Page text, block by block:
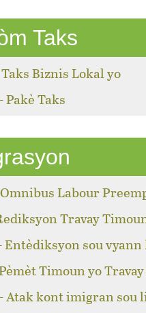
Taks
Biznis Lokal yo
Pakè Taks
Omnibus Labour
Travay
- Entèdiksyon sou
Pèmèt Timoun yo
Atak kont imigran sou